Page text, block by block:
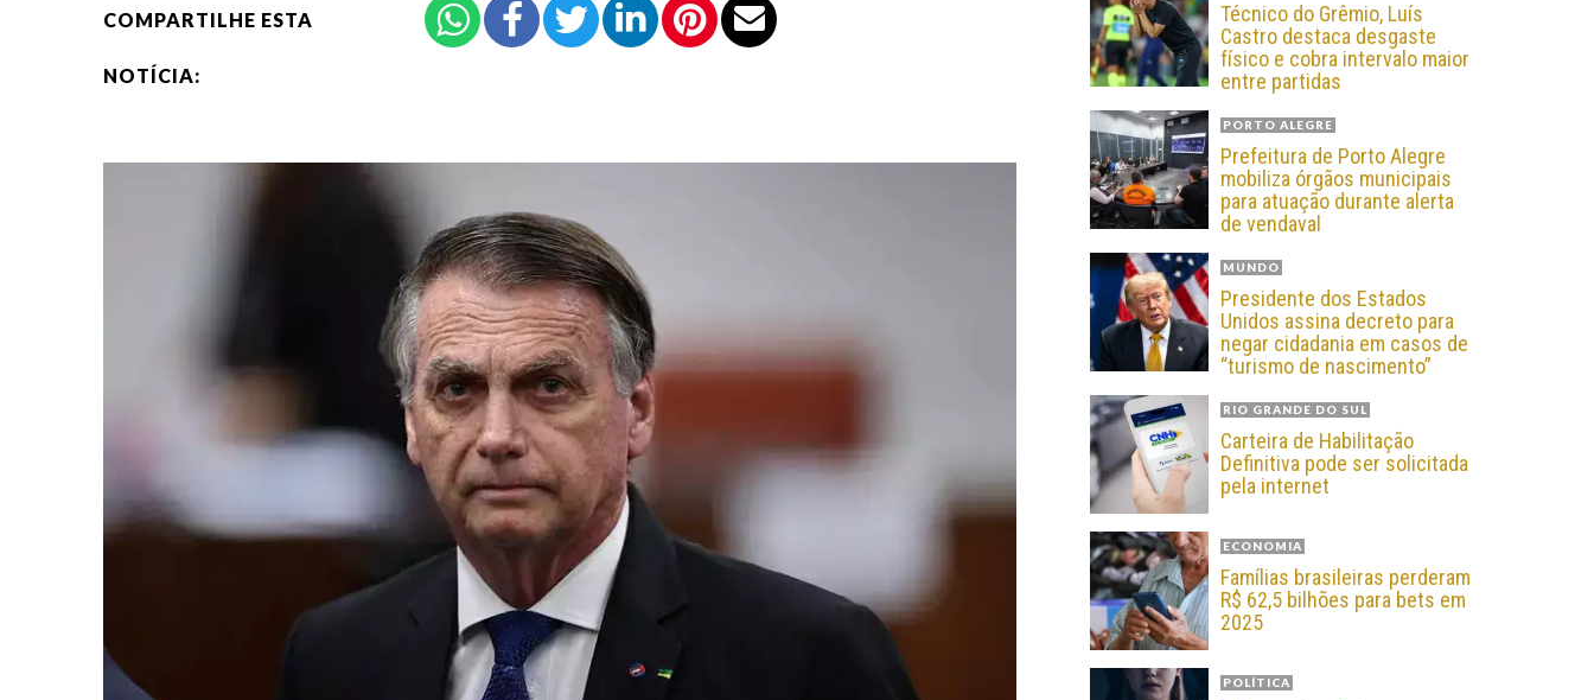
COMPARTILHE ESTA
NOTÍCIA:
Técnico do Grêmio, Luís
Castro destaca desgaste
físico e cobra intervalo maior
entre partidas
PORTO ALEGRE
Prefeitura de Porto Alegre
mobiliza órgãos municipais
para atuação durante alerta
de vendaval
MUNDO
Presidente dos Estados
Unidos assina decreto para
negar cidadania em casos de
“turismo de nascimento”
RIO GRANDE DO SUL
Carteira de Habilitação
Definitiva pode ser solicitada
pela internet
ECONOMIA
Famílias brasileiras perderam
R$ 62,5 bilhões para bets em
2025
POLÍTICA